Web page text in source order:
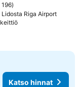
196
Riga Airport
Katso hinnat
Katso hinnat